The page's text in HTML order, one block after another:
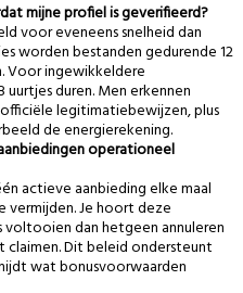
mijne profiel is geverifieerd?
voor eveneens snelheid dan
worden bestanden gedurende 12
Voor ingewikkeldere
duren. Men erkennen
legitimatiebewijzen, plus
de energierekening.
operationeel
actieve aanbieding elke maal
vermijden. Je hoort deze
dan hetgeen annuleren
claimen. Dit beleid ondersteunt
wat bonusvoorwaarden